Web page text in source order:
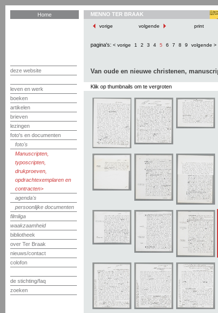
Home
deze website
leven en werk
boeken
artikelen
brieven
lezingen
foto's en documenten
foto's
Manuscripten,
typoscripten,
drukproeven,
opdrachtexemplaren en
contracten
agenda's
persoonlijke documenten
filmliga
waakzaamheid
bibliotheek
over Ter Braak
nieuws/contact
colofon
de stichting/faq
zoeken
MENNO TER BRAAK
vorige volgende print
pagina's: < vorige 1 2 3 4 5 6 7 8 9 volgende >
Van oude en nieuwe christenen,
Klik op thumbnails om te vergroten